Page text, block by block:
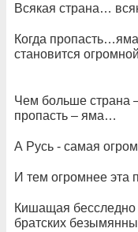
Всякая страна…
Когда
становится
Чем больше страна
пропасть – яма…
А Русь - самая
И тем огромнее эта
Кишащая
братских